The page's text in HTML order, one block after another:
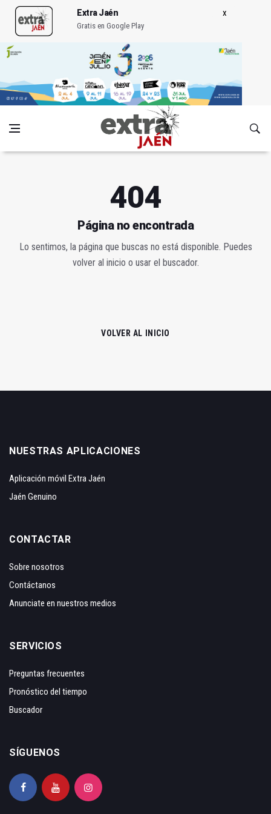
Extra Jaén
Gratis en Google Play
404
Página no encontrada
Lo sentimos, la página que buscas no está disponible. Puedes
volver al inicio o usar el buscador.
VOLVER AL INICIO
NUESTRAS APLICACIONES
Aplicación móvil Extra Jaén
Jaén Genuino
CONTACTAR
Sobre nosotros
Contáctanos
Anunciate en nuestros medios
SERVICIOS
Preguntas frecuentes
Pronóstico del tiempo
Buscador
SÍGUENOS